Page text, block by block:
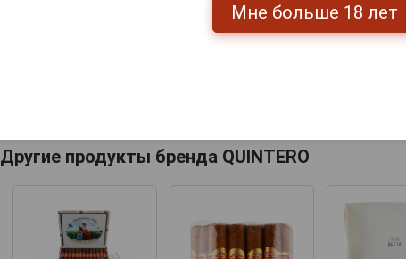
Другие продукты бренда QUINTERO
Мне больше 18 лет